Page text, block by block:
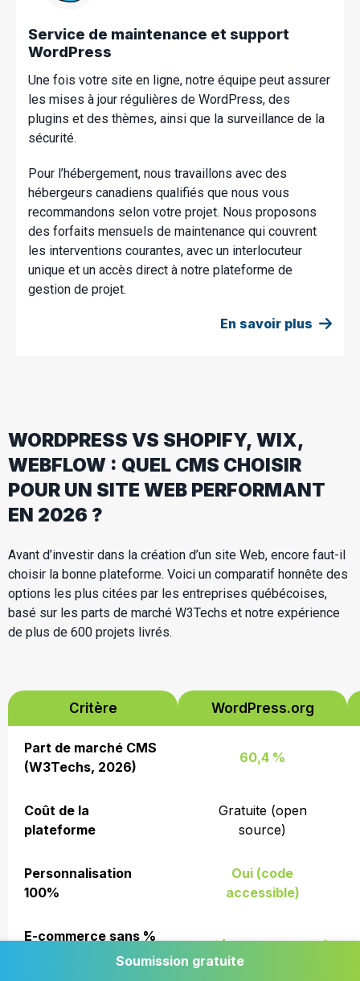
Service de maintenance et support
WordPress
Une fois votre site en ligne, notre équipe peut assurer
les mises à jour régulières de WordPress, des
plugins et des thèmes, ainsi que la surveillance de la
sécurité.
Pour l’hébergement, nous travaillons avec des
hébergeurs canadiens qualifiés que nous vous
recommandons selon votre projet. Nous proposons
des forfaits mensuels de maintenance qui couvrent
les interventions courantes, avec un interlocuteur
unique et un accès direct à notre plateforme de
gestion de projet.
En savoir plus
WORDPRESS VS SHOPIFY, WIX,
WEBFLOW : QUEL CMS CHOISIR
POUR UN SITE WEB PERFORMANT
EN 2026 ?
Avant d’investir dans la création d’un site Web, encore faut-il
choisir la bonne plateforme. Voici un comparatif honnête des
options les plus citées par les entreprises québécoises,
basé sur les parts de marché W3Techs et notre expérience
de plus de 600 projets livrés.
Critère WordPress.org
Part de marché CMS
(W3Techs, 2026)
60,4 %
Coût de la
plateforme
Gratuite (open
source)
Personnalisation
100%
Oui (code
accessible)
E-commerce sans %
Oui (WooCommerce)
Soumission gratuite